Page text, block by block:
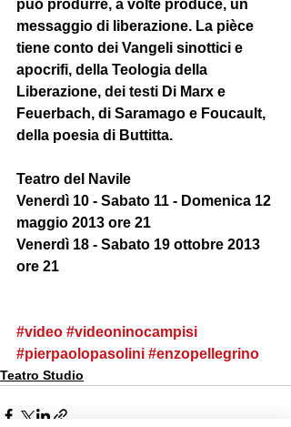
può produrre, a volte produce, un
messaggio di liberazione. La pièce
tiene conto dei Vangeli sinottici e
apocrifi, della Teologia della
Liberazione, dei testi Di Marx e
Feuerbach, di Saramago e Foucault,
della poesia di Buttitta.
Teatro del Navile
Venerdì 10 - Sabato 11 - Domenica 12
maggio 2013 ore 21
Venerdì 18 - Sabato 19 ottobre 2013
ore 21
#video #videoninocampisi
#pierpaolopasolini #enzopellegrino
Teatro Studio